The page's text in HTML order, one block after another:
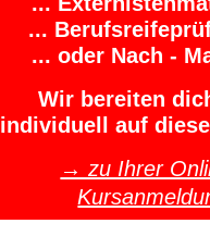
...
... oder Nach -
Wir bereiten
individuell auf
→ zu Ihrer